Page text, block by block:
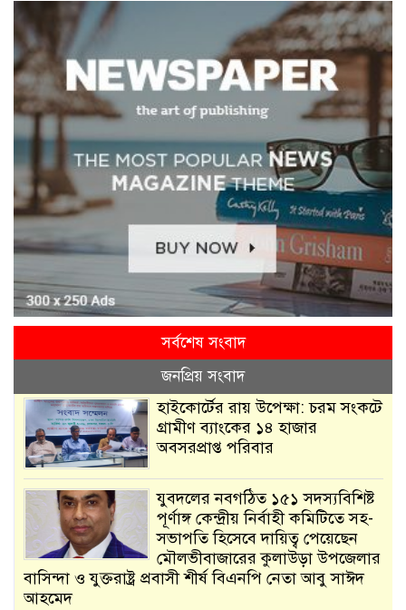
সর্বশেষ সংবাদ
জনপ্রিয় সংবাদ
হাইকোর্টের রায় উপেক্ষা: চরম সংকটে
গ্রামীণ ব্যাংকের ১৪ হাজার
অবসরপ্রাপ্ত পরিবার
যুবদলের নবগঠিত ১৫১ সদস্যবিশিষ্ট
পূর্ণাঙ্গ কেন্দ্রীয় নির্বাহী কমিটিতে সহ-
সভাপতি হিসেবে দায়িত্ব পেয়েছেন
মৌলভীবাজারের কুলাউড়া উপজেলার
বাসিন্দা ও যুক্তরাষ্ট্র প্রবাসী শীর্ষ বিএনপি নেতা আবু সাঈদ
আহমেদ